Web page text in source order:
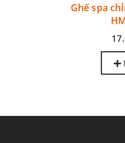
Ghế spa